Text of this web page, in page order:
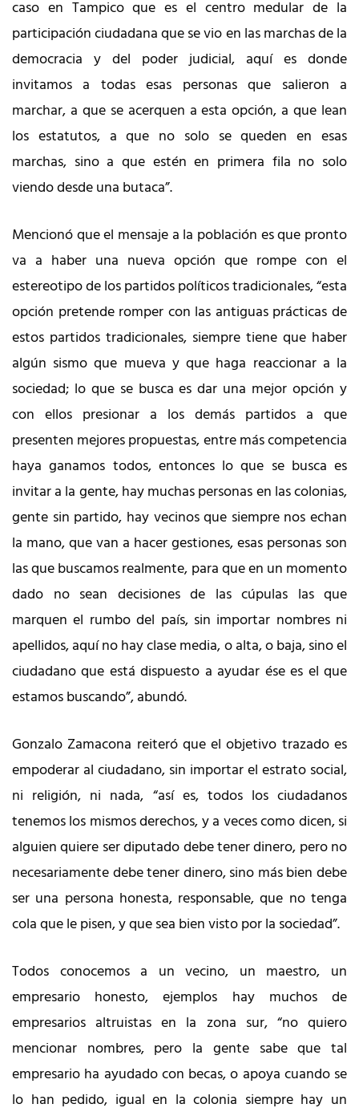
caso en Tampico que es el centro medular de la
participación ciudadana que se vio en las marchas de la
democracia y del poder judicial, aquí es donde
invitamos a todas esas personas que salieron a
marchar, a que se acerquen a esta opción, a que lean
los estatutos, a que no solo se queden en esas
marchas, sino a que estén en primera fila no solo
viendo desde una butaca”.
Mencionó que el mensaje a la población es que pronto
va a haber una nueva opción que rompe con el
estereotipo de los partidos políticos tradicionales, “esta
opción pretende romper con las antiguas prácticas de
estos partidos tradicionales, siempre tiene que haber
algún sismo que mueva y que haga reaccionar a la
sociedad; lo que se busca es dar una mejor opción y
con ellos presionar a los demás partidos a que
presenten mejores propuestas, entre más competencia
haya ganamos todos, entonces lo que se busca es
invitar a la gente, hay muchas personas en las colonias,
gente sin partido, hay vecinos que siempre nos echan
la mano, que van a hacer gestiones, esas personas son
las que buscamos realmente, para que en un momento
dado no sean decisiones de las cúpulas las que
marquen el rumbo del país, sin importar nombres ni
apellidos, aquí no hay clase media, o alta, o baja, sino el
ciudadano que está dispuesto a ayudar ése es el que
estamos buscando”, abundó.
Gonzalo Zamacona reiteró que el objetivo trazado es
empoderar al ciudadano, sin importar el estrato social,
ni religión, ni nada, “así es, todos los ciudadanos
tenemos los mismos derechos, y a veces como dicen, si
alguien quiere ser diputado debe tener dinero, pero no
necesariamente debe tener dinero, sino más bien debe
ser una persona honesta, responsable, que no tenga
cola que le pisen, y que sea bien visto por la sociedad”.
Todos conocemos a un vecino, un maestro, un
empresario honesto, ejemplos hay muchos de
empresarios altruistas en la zona sur, “no quiero
mencionar nombres, pero la gente sabe que tal
empresario ha ayudado con becas, o apoya cuando se
lo han pedido, igual en la colonia siempre hay un